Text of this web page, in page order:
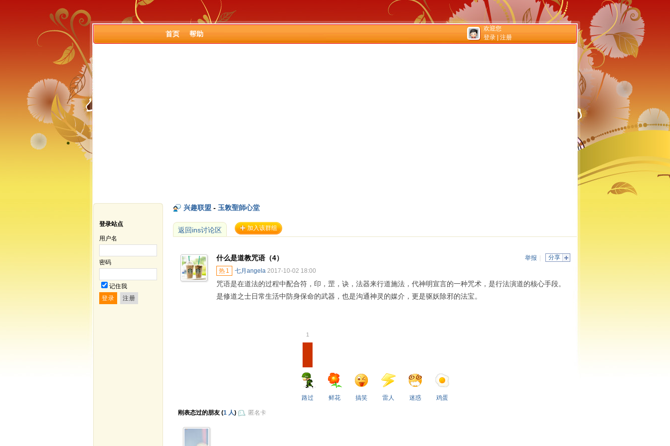
首页 帮助
欢迎您
登录
注册
登录站点
用户名
密码
记住我
兴趣联盟 - 玉敇聖師心堂
返回ins讨论区 加入该群组
分享
举报
什么是道教咒语（4）
热 1 七月angela 2017-10-02 18:00
咒语是在道法的过程中配合符，印，罡，诀，法器来行道施法，代神明宣言的一种咒术，是行法演道的核心手段。
是修道之士日常生活中防身保命的武器，也是沟通神灵的媒介，更是驱妖除邪的法宝。
1
路过 鲜花 搞笑 雷人 迷惑 鸡蛋
刚表态过的朋友 (1 人) 匿名卡